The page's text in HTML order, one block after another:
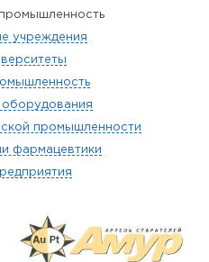
учреждения
оборудования
промышленности
фармацевтики